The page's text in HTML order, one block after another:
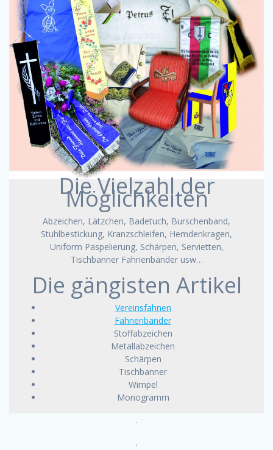
Die Vielzahl der
Möglichkeiten
Abzeichen, Lätzchen, Badetuch, Burschenband,
Stuhlbestickung, Kranzschleifen, Hemdenkragen,
Uniform Paspelierung, Schärpen, Servietten,
Tischbanner Fahnenbänder usw…
Die gängisten Artikel
Vereinsfahnen
Fahnenbänder
Stoffabzeichen
Metallabzeichen
Schärpen
Tischbanner
Wimpel
Monogramm
.
.